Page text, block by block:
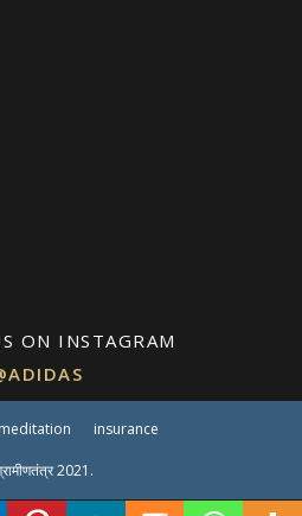
ON INSTAGRAM
insurance
2021.